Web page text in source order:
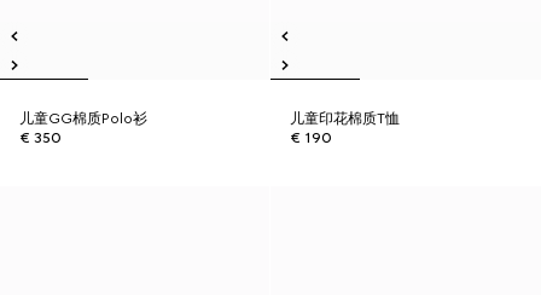
儿童GG棉质Polo衫
€ 350
儿童印花棉质T恤
€ 190